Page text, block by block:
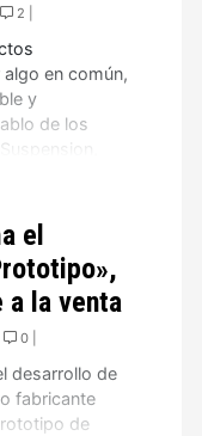
2 |
en común,
y
de los
el
a la venta
0 |
desarrollo de
fabricante
de